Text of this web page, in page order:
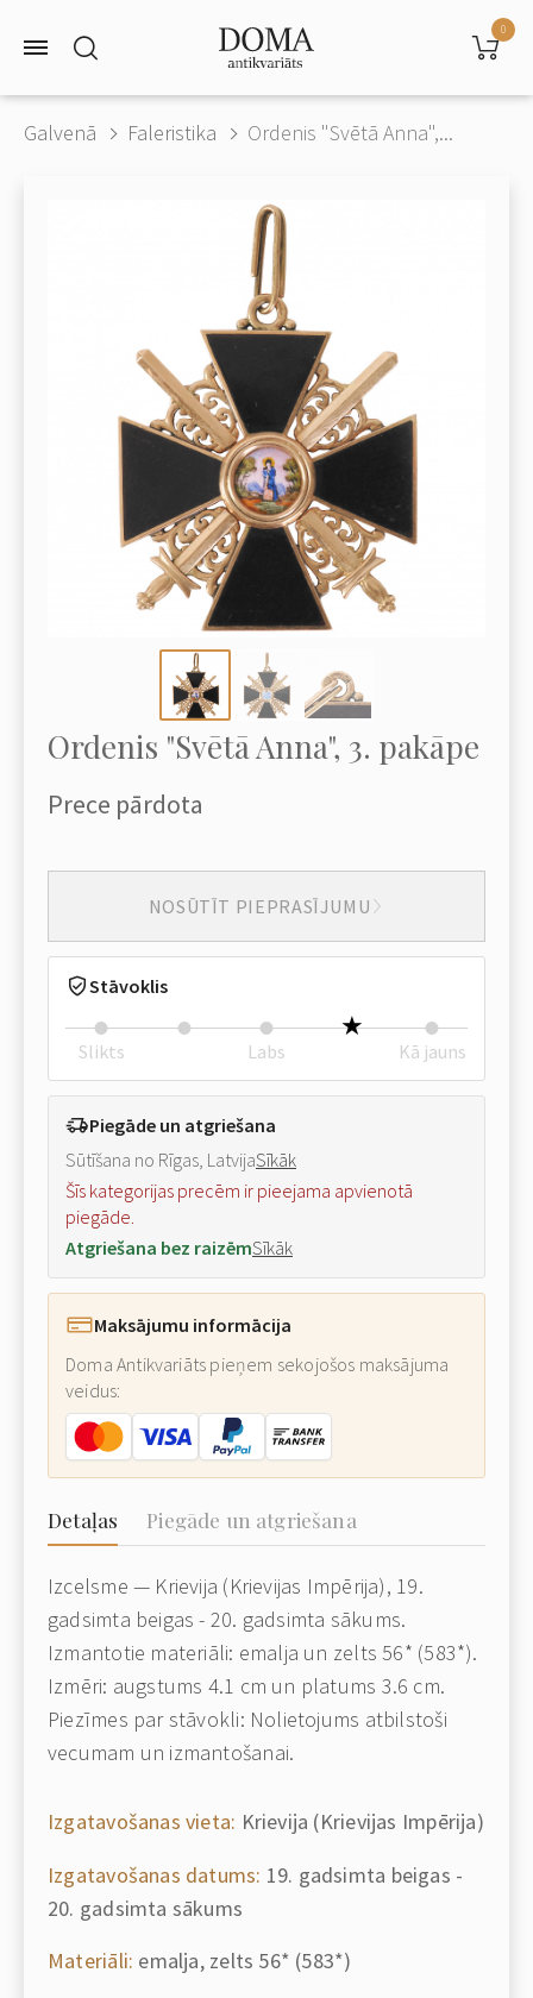
0
Galvenā Faleristika Ordenis "Svētā Anna",...
Ordenis "Svētā Anna", 3. pakāpe
Prece pārdota
NOSŪTĪT PIEPRASĪJUMU
Stāvoklis
Slikts Labs Kā jauns
Piegāde un atgriešana
Sūtīšana no Rīgas, LatvijaSīkāk
Šīs kategorijas precēm ir pieejama apvienotā
piegāde.
Atgriešana bez raizēmSīkāk
Maksājumu informācija
Doma Antikvariāts pieņem sekojošos maksājuma
veidus:
Detaļas Piegāde un atgriešana
Izcelsme — Krievija (Krievijas Impērija), 19.
gadsimta beigas - 20. gadsimta sākums.
Izmantotie materiāli: emalja un zelts 56* (583*).
Izmēri: augstums 4.1 cm un platums 3.6 cm.
Piezīmes par stāvokli: Nolietojums atbilstoši
vecumam un izmantošanai.
Izgatavošanas vieta: Krievija (Krievijas Impērija)
Izgatavošanas datums: 19. gadsimta beigas -
20. gadsimta sākums
Materiāli: emalja, zelts 56* (583*)